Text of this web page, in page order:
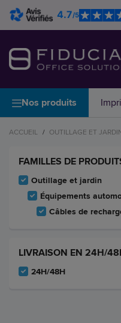
4.7/5
Nos produits
ACCUEIL / OUTILLAGE ET
FAMILLES DE
Outillage et jardin
Équipements
Câbles de
LIVRAISON EN 24H/
24H/48H